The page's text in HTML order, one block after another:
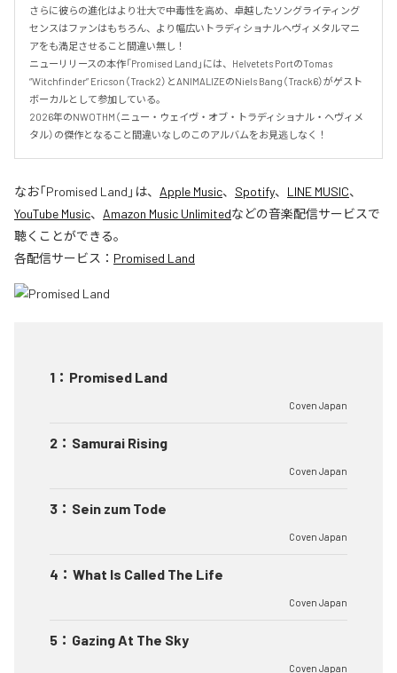
さらに彼らの進化はより壮大で中毒性を高め、卓越したソングライティング
センスはファンはもちろん、より幅広いトラディショナルヘヴィメタルマニ
アをも満足させること間違い無し！
ニューリリースの本作「Promised Land」には、Helvetets PortのTomas
“Witchfinder” Ericson（Track2）とANIMALIZEのNiels Bang（Track6）がゲスト
ボーカルとして参加している。
2026年のNWOTHM（ニュー・ウェイヴ・オブ・トラディショナル・ヘヴィメ
タル）の傑作となること間違いなしのこのアルバムをお見逃しなく！
なお「Promised Land 」は、 Apple Music、 Spotify、 LINE MUSIC、
YouTube Music、 Amazon Music Unlimitedなどの音楽配信サービスで
聴くことができる。
各配信サービス： Promised Land
1 ： Promised Land
Coven Japan
2 ： Samurai Rising
Coven Japan
3 ： Sein zum Tode
Coven Japan
4 ： What Is Called The Life
Coven Japan
5 ： Gazing At The Sky
Coven Japan